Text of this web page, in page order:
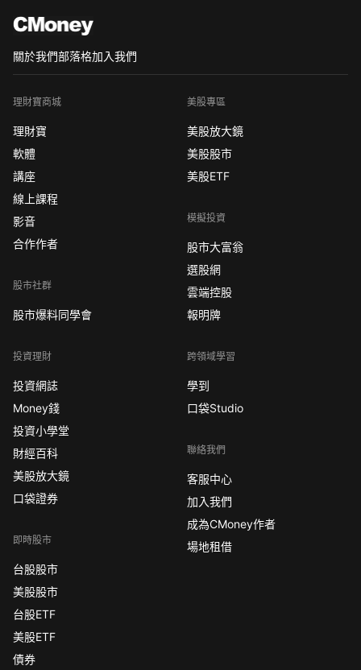
關於我們部落格加入我們
理財寶商城
理財寶
軟體
講座
線上課程
影音
合作作者
股市社群
股市爆料同學會
投資理財
投資網誌
Money錢
投資小學堂
財經百科
美股放大鏡
口袋證券
即時股市
台股股市
美股股市
台股ETF
美股ETF
債券
美股專區
美股放大鏡
美股股市
美股ETF
模擬投資
股市大富翁
選股網
雲端控股
報明牌
跨領域學習
學到
口袋Studio
聯絡我們
客服中心
加入我們
成為CMoney作者
場地租借